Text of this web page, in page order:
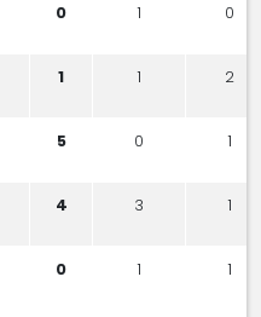
0 1 0
1 1 2
5 0 1
4 3 1
0 1 1